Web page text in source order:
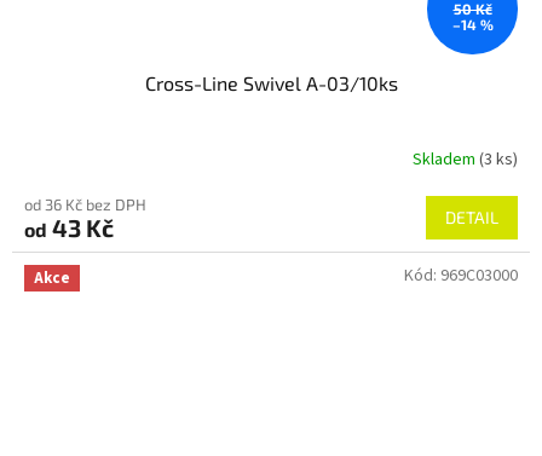
50 Kč
–14 %
Cross-Line Swivel A-03/10ks
produktu
je
5,0
Skladem(3 ks)
od 36 Kč bez DPH
od 43 Kč DETAIL
Akce Kód: 969C03000